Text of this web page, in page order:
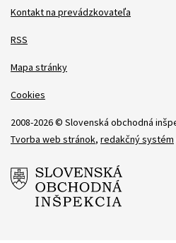
Kontakt na prevádzkovateľa
RSS
Mapa stránky
Cookies
2008-2026 © Slovenská obchodná
Tvorba web stránok, redakčný systém